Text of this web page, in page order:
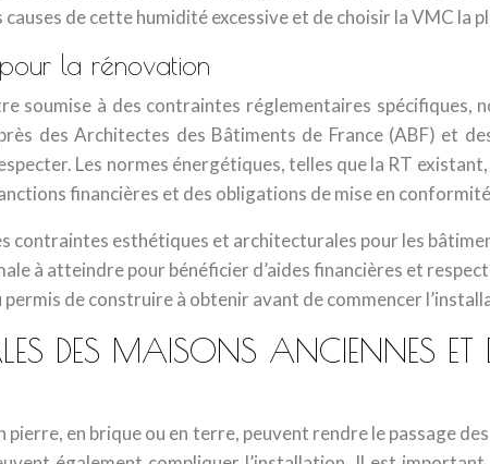
de cette humidité excessive et de choisir la VMC la
la rénovation
soumise à des contraintes réglementaires
des Architectes des Bâtiments de France (ABF) et
Les normes énergétiques, telles que la RT
financières et des obligations de mise en
contraintes esthétiques et architecturales pour les
à atteindre pour bénéficier d’aides financières et
de construire à obtenir avant de commencer
DES MAISONS ANCIENNES ET
pierre, en brique ou en terre, peuvent rendre le passage